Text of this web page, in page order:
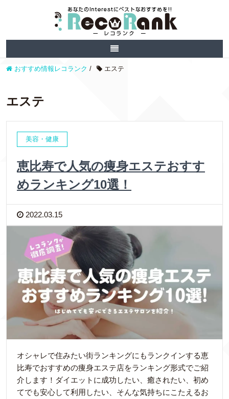
おすすめ情報レコランク / エステ
エステ
美容・健康
恵比寿で人気の痩身エステおすす
めランキング10選！
2022.03.15
オシャレで住みたい街ランキングにもランクインする恵
比寿でおすすめの痩身エステ店をランキング形式でご紹
介します！ダイエットに成功したい、癒されたい、初め
てでも安心して利用したい、そんな気持ちにこたえるお